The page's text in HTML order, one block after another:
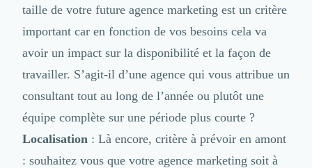
taille de votre future agence marketing est un critère
important car en fonction de vos besoins cela va
avoir un impact sur la disponibilité et la façon de
travailler. S’agit-il d’une agence qui vous attribue un
consultant tout au long de l’année ou plutôt une
équipe complète sur une période plus courte ?
Localisation : Là encore, critère à prévoir en amont
: souhaitez vous que votre agence marketing soit à